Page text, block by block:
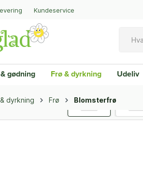
Kundeservice
gødning Frø & dyrkning Udeliv
dyrkning Frø Blomsterfrø